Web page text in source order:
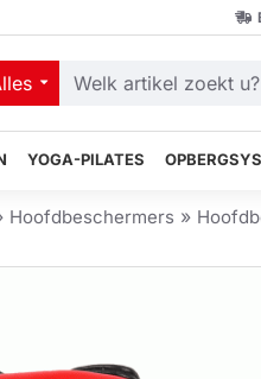
YOGA-PILATES
Hoofdbeschermers